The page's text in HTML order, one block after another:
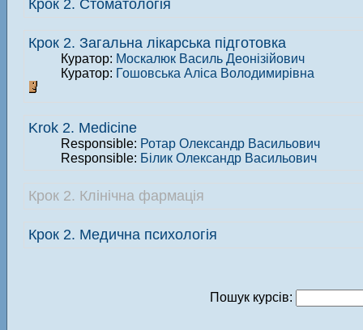
Крок 2. Стоматологія
Крок 2. Загальна лікарська підготовка
Куратор: Москалюк Василь Деонізійович
Куратор: Гошовська Аліса Володимирівна
Krok 2. Medicine
Responsible: Ротар Олександр Васильович
Responsible:
Білик Олександр Васильович
Крок 2. Клінічна фармація
Крок 2. Медична психологія
Пошук курсів: